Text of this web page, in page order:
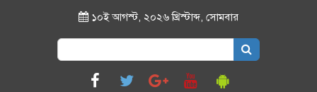
১০ই আগস্ট, ২০২৬ খ্রিস্টাব্দ, সোমবার
Search
for: